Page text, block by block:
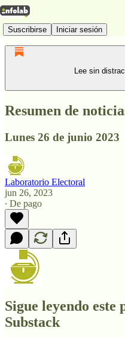
Suscribirse Iniciar sesión
Lee sin
Resumen de
Lunes 26 de junio 2023
Laboratorio Electoral
jun 26, 2023
∙ De pago
Sigue leyendo este
Substack